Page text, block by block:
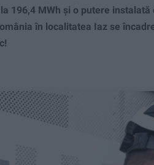
196,4 MWh și o putere
în localitatea Iaz se